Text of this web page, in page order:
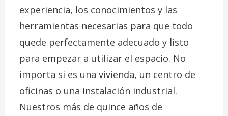
experiencia, los conocimientos y las
herramientas necesarias para que todo
quede perfectamente adecuado y listo
para empezar a utilizar el espacio. No
importa si es una vivienda, un centro de
oficinas o una instalación industrial.
Nuestros más de quince años de